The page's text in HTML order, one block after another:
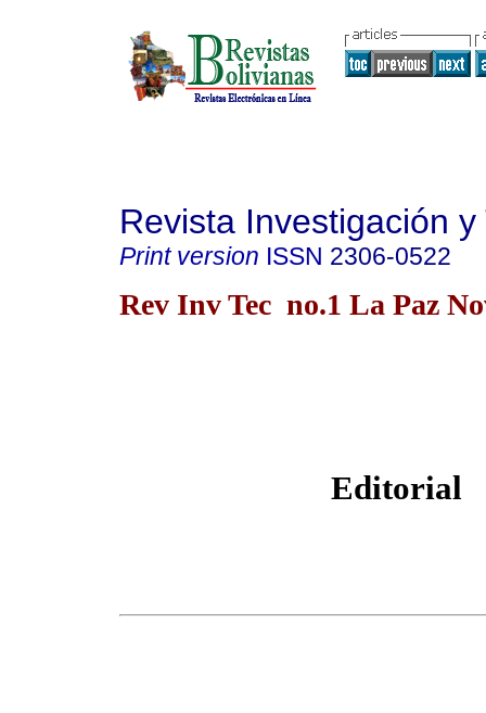
Revista Investigación
Print version ISSN 2306-0522
Rev Inv Tec no.1 La Paz
Editorial